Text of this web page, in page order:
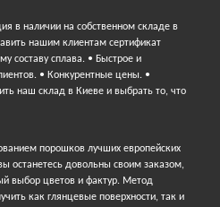
в наличии на собственном складе в
нашим клиентам сертификат
составу сплава. • Быстрое и
• Конкурентные цены. •
наш склад в Киеве и выбрать то, что
порошков лучших европейских
останетесь довольны своим заказом,
выбор цветов и фактур. Метод
как глянцевые поверхности, так и